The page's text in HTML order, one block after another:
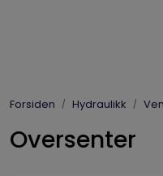
Forsiden Hydraulikk
Oversenter
Enerpac